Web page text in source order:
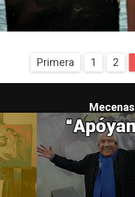
Primera 1 2
Mecenas